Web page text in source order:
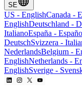
SE
US - EnglishCanada -
EnglishDeutschland -
ItalianoEspaña -
DeutschSvizzera -
NederlandsBelgium -
EnglishNetherlands -
EnglishSverige -